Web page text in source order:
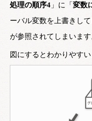
処理の順序4 」に「 変数
ーバル変数を上書きし
が参照されてしまいます
図にするとわかりやすい